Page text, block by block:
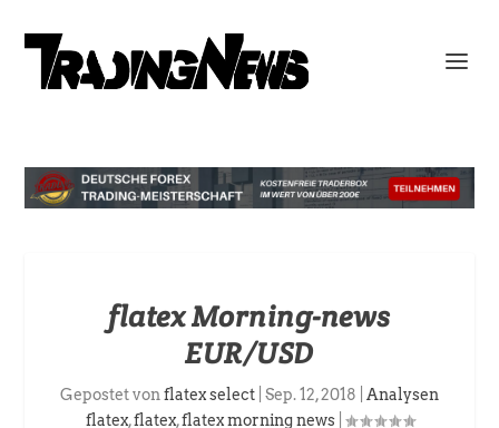
flatex Morning-news
EUR/USD
Gepostet vonflatex select Sep. 12, 2018
Analysen
flatex,flatex,flatex morning news|